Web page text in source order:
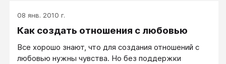
08 янв. 2010 г.
Как создать отношения с любовью
Все хорошо знают, что для создания отношений с
любовью нужны чувства. Но без поддержки